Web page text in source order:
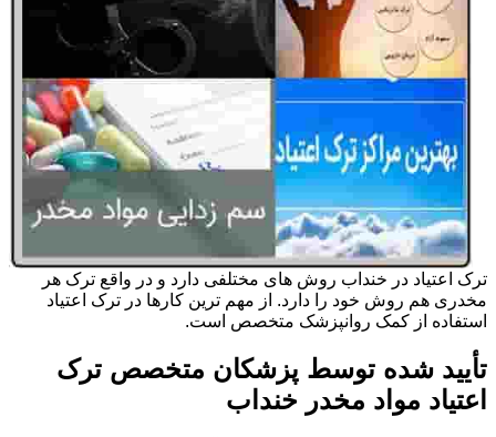
ترک اعتیاد در خنداب روش های مختلفی دارد و در واقع ترک هر
مخدری هم روش خود را دارد. از مهم ترین کارها در ترک اعتیاد
استفاده از کمک روانپزشک متخصص است.
تأیید شده توسط پزشکان متخصص ترک
اعتیاد مواد مخدر خنداب